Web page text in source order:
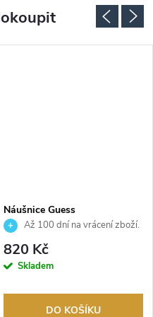
Náušnice Guess
JUBE05548JWYGT
Až 100 dní na vrácení zboží.
Autorizovaný prodejce.
820 Kč
Skladem
DO KOŠÍKU